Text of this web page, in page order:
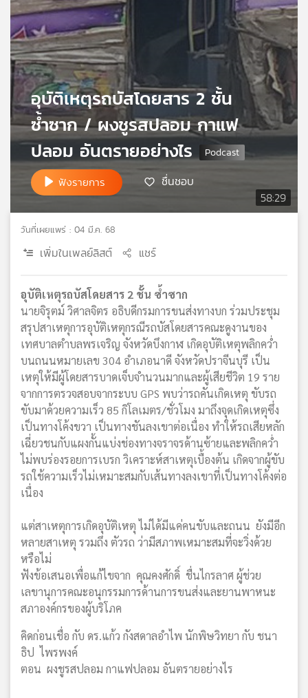
ข่าย
วิทยุ
ไทย
พี
บี
เอส
แผนที่
วิทยุ
เครือ
58:29
อุบัติเหตุรถบัสโดยสาร 2 ชั้น
ซ้ำซาก / ผงชูรสปลอม กาแฟ
ปลอม อันตรายอย่างไร
ฟังรายการ ชื่นชอบ
วันที่เผยแพร่ : 04 มี.ค. 68
เพิ่มในเพลย์ลิสต์ แชร์
อุบัติเหตุรถบัสโดยสาร 2 ชั้น ซ้ำซาก
นายจิรุตม์ วิศาลจิตร อธิบดีกรมการขนส่งทางบก ร่วมประชุม
สรุปสาเหตุการอุบัติเหตุกรณีรถบัสโดยสารคณะดูงานของ
เทศบาลตำบลพรเจริญ จังหวัดบึงกาฬ เกิดอุบัติเหตุพลิกคว่ำ
บนถนนหมายเลข 304 อำเภอนาดี จังหวัดปราจีนบุรี เป็น
เหตุให้มีผู้โดยสารบาดเจ็บจำนวนมากและผู้เสียชีวิต 19 ราย
จากการตรวจสอบจากระบบ GPS พบว่ารถคันเกิดเหตุ ขับรถ
ขับมาด้วยความเร็ว 85 กิโลเมตร/ชั่วโมง มาถึงจุดเกิดเหตุซึ่ง
เป็นทางโค้งขวา เป็นทางชันลงเขาต่อเนื่อง ทำให้รถเสียหลัก
เฉี่ยวชนกับแผงกั้นแบ่งช่องทางจราจรด้านซ้ายและพลิกคว่ำ
ไม่พบร่องรอยการเบรก วิเคราะห์สาเหตุเบื้องต้น เกิดจากผู้ขับ
รถใช้ความเร็วไม่เหมาะสมกับเส้นทางลงเขาที่เป็นทางโค้งต่อ
เนื่อง
แต่สาเหตุการเกิดอุบัติเหตุ ไม่ได้มีแค่คนขับและถนน ยังมีอีก
หลายสาเหตุ รวมถึง ตัวรถ ว่ามีสภาพเหมาะสมที่จะวิ่งด้วย
หรือไม่
ฟังข้อเสนอเพื่อแก้ไขจาก คุณคงศักดิ์ ชื่นไกรลาศ ผู้ช่วย
เลขานุการคณะอนุกรรมการด้านการขนส่งและยานพาหนะ
สภาองค์กรของผู้บริโภค
คิดก่อนเชื่อ กับ ดร.แก้ว กังสดาลอำไพ นักพิษวิทยา กับ ชนา
ธิป ไพรพงค์
ตอน ผงชูรสปลอม กาแฟปลอม อันตรายอย่างไร